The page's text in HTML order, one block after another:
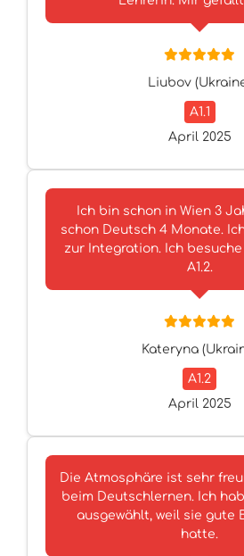
Liubov
A1.1
April 2025
Ich bin schon in Wien 3
schon Deutsch 4 Monate.
zur Integration. Ich besuche
A1.2.
Kateryna
A1.2
April 2025
Die Atmosphäre ist sehr
beim Deutschlernen. Ich
ausgewählt, weil sie gute
hatte.